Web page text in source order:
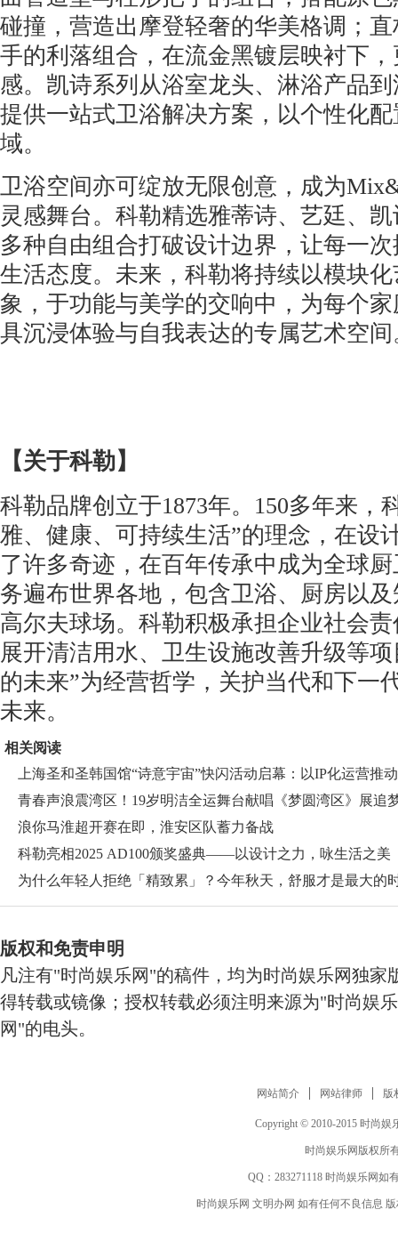
碰撞，营造出摩登轻奢的华美格调；
手的利落组合，在流金黑镀层映衬下
感。凯诗系列从浴室龙头、淋浴产品
提供一站式卫浴解决方案，以个性化
域。
卫浴空间亦可绽放无限创意，成为
灵感舞台。科勒精选雅蒂诗、艺廷、
多种自由组合打破设计边界，让每一
生活态度。未来，科勒将持续以模块
象，于功能与美学的交响中，为每个
具沉浸体验与自我表达的专属艺术空间
【关于科勒】
科勒品牌创立于1873年。150多年来，
雅、健康、可持续生活”的理念，在设
了许多奇迹，在百年传承中成为全球
务遍布世界各地，包含卫浴、厨房以
高尔夫球场。科勒积极承担企业社会
展开清洁用水、卫生设施改善升级等
的未来”为经营哲学，关护当代和下一
未来。
相关阅读
上海圣和圣韩国馆“诗意宇宙”快闪活动启幕：以IP化运营推
青春声浪震湾区！19岁明洁全运舞台献唱《梦圆湾区》展追
采
浪你马淮超开赛在即，淮安区队蓄力备战
科勒亮相2025 AD100颁奖盛典——以设计之力，咏生活之美
为什么年轻人拒绝「精致累」？今年秋天，舒服才是最大的
版权和免责申明
凡注有"时尚娱乐网"的稿件，均为时尚娱乐网独家
得转载或镜像；授权转载必须注明来源为"时尚娱
网"的电头。
网站简介 网站律师 版
Copyright © 2010-2015 时尚娱
时尚娱乐网版权所
QQ： 283271118时尚娱乐网如
时尚娱乐网 文明办网 如有任何不良信息